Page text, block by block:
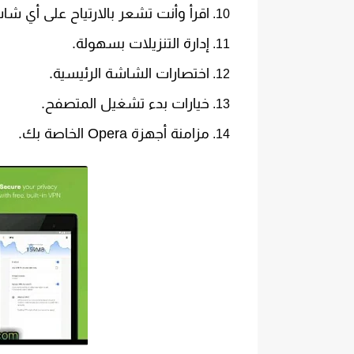
اقرأ وأنت تشعر بالارتياح على أي
إدارة التنزيلات بسهولة.
اختصارات الشاشة الرئيسية.
خيارات بدء تشغيل المتصفح.
مزامنة أجهزة Opera الخاصة بك.